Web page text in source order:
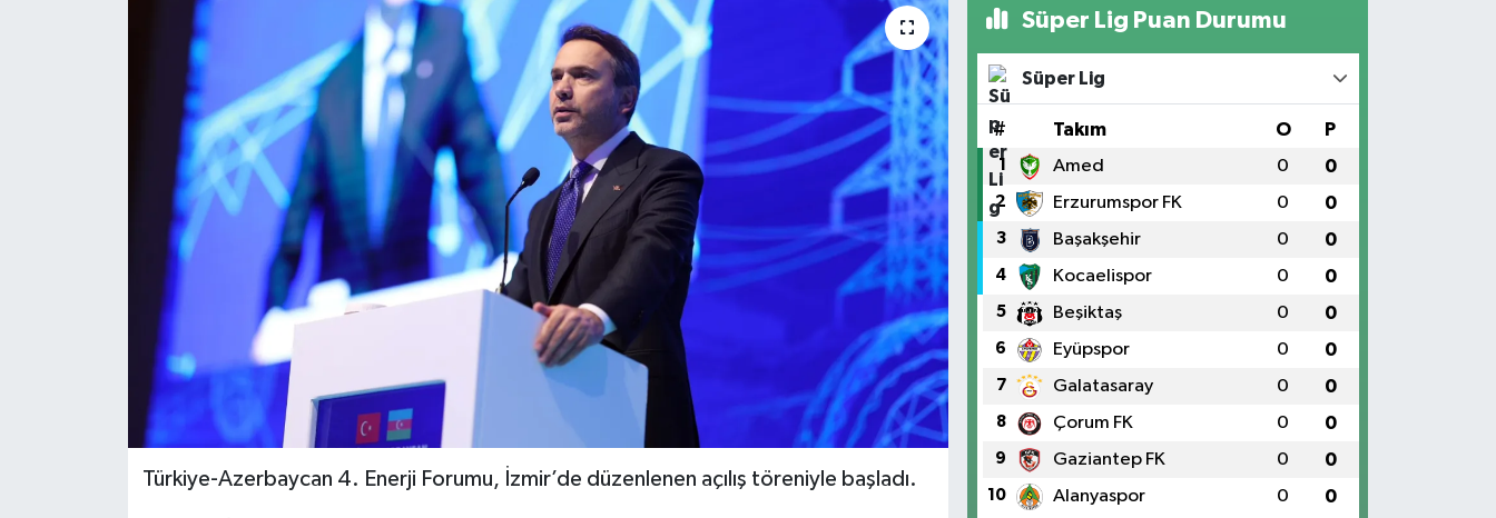
Türkiye-Azerbaycan 4. Enerji Forumu, İzmir’de düzenlenen açılış töreniyle başladı.
Süper Lig Puan Durumu
Süper Lig
# Takım O P
1 Amed 0 0
2 Erzurumspor FK 0 0
3 Başakşehir 0 0
4 Kocaelispor 0 0
5 Beşiktaş 0 0
6 Eyüpspor 0 0
7 Galatasaray 0 0
8 Çorum FK 0 0
9 Gaziantep FK 0 0
10 Alanyaspor 0 0